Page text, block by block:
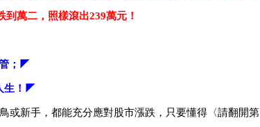
萬二，照樣滾出239萬元！
； ◤
！ ◤
新手，都能充分應對股市漲跌，只要懂得〈請翻開第